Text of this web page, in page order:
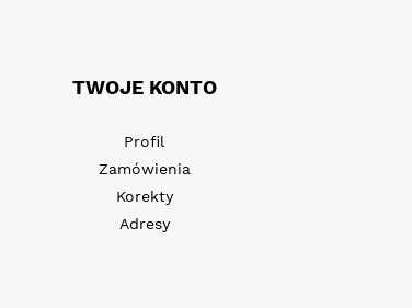
TWOJE KONTO
Profil
Zamówienia
Korekty
Adresy